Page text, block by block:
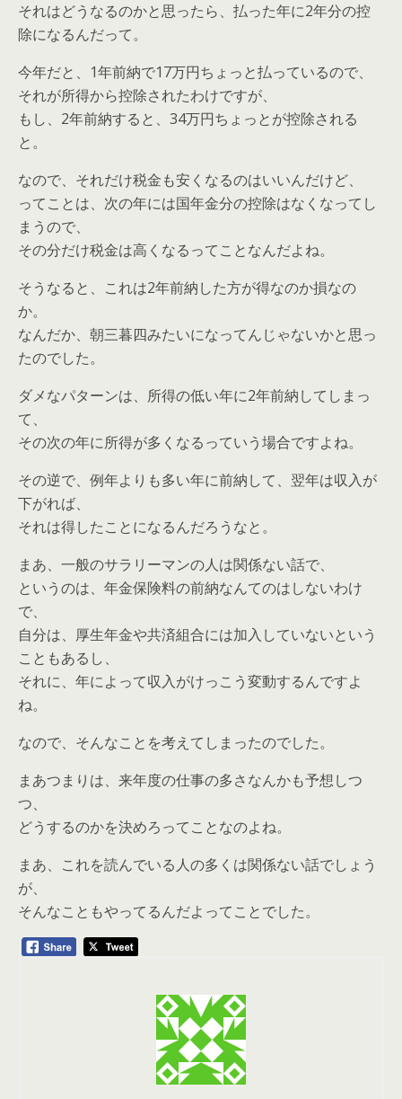
それはどうなるのかと思ったら、払った年に2年分の控
除になるんだって。
今年だと、1年前納で17万円ちょっと払っているので、
それが所得から控除されたわけですが、
もし、2年前納すると、34万円ちょっとが控除される
と。
なので、それだけ税金も安くなるのはいいんだけど、
ってことは、次の年には国年金分の控除はなくなってし
まうので、
その分だけ税金は高くなるってことなんだよね。
そうなると、これは2年前納した方が得なのか損なの
か。
なんだか、朝三暮四みたいになってんじゃないかと思っ
たのでした。
ダメなパターンは、所得の低い年に2年前納してしまっ
て、
その次の年に所得が多くなるっていう場合ですよね。
その逆で、例年よりも多い年に前納して、翌年は収入が
下がれば、
それは得したことになるんだろうなと。
まあ、一般のサラリーマンの人は関係ない話で、
というのは、年金保険料の前納なんてのはしないわけ
で、
自分は、厚生年金や共済組合には加入していないという
こともあるし、
それに、年によって収入がけっこう変動するんですよ
ね。
なので、そんなことを考えてしまったのでした。
まあつまりは、来年度の仕事の多さなんかも予想しつ
つ、
どうするのかを決めろってことなのよね。
まあ、これを読んでいる人の多くは関係ない話でしょう
が、
そんなこともやってるんだよってことでした。